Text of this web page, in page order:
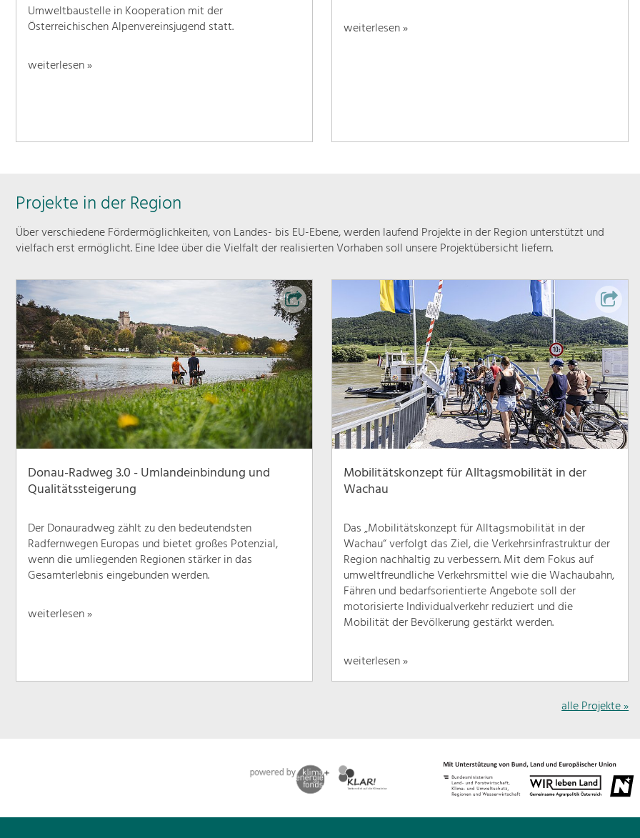
Umweltbaustelle in Kooperation mit der
Österreichischen Alpenvereinsjugend statt.
weiterlesen »
weiterlesen »
Projekte in der Region
Über verschiedene Fördermöglichkeiten, von Landes- bis EU-Ebene, werden laufend Projekte in der Region unterstützt und
vielfach erst ermöglicht. Eine Idee über die Vielfalt der realisierten Vorhaben soll unsere Projektübersicht liefern.
Donau-Radweg 3.0 - Umlandeinbindung und
Qualitätssteigerung
Der Donauradweg zählt zu den bedeutendsten
Radfernwegen Europas und bietet großes Potenzial,
wenn die umliegenden Regionen stärker in das
Gesamterlebnis eingebunden werden.
weiterlesen »
Mobilitätskonzept für Alltagsmobilität in der
Wachau
Das „Mobilitätskonzept für Alltagsmobilität in der
Wachau“ verfolgt das Ziel, die Verkehrsinfrastruktur der
Region nachhaltig zu verbessern. Mit dem Fokus auf
umweltfreundliche Verkehrsmittel wie die Wachaubahn,
Fähren und bedarfsorientierte Angebote soll der
motorisierte Individualverkehr reduziert und die
Mobilität der Bevölkerung gestärkt werden.
weiterlesen »
alle Projekte »